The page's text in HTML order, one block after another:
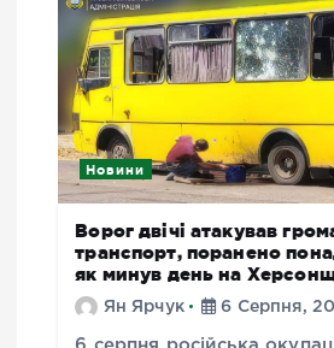
Новини
Ворог двічі атакував
транспорт, поранено
як минув день на
Ян Ярчук 6 Серпня,
6 серпня російська